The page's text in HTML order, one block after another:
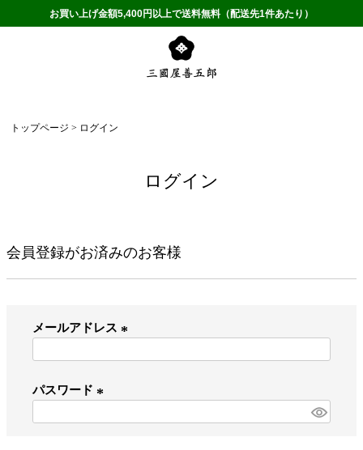
お買い上げ金額5,400円以上で送料無料（配送先1件あたり）
トップページ ログイン
ログイン
会員登録がお済みのお客様
メールアドレス
パスワード